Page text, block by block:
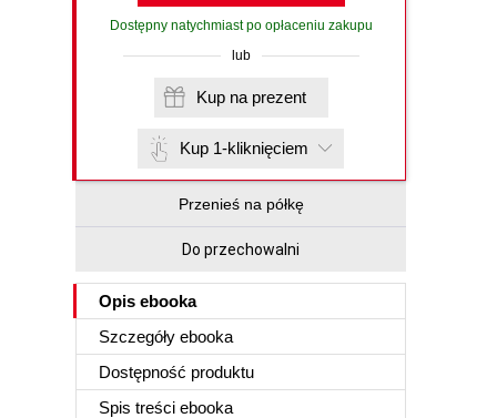
Dostępny natychmiast po opłaceniu zakupu
lub
Kup na prezent
Kup 1-kliknięciem
Przenieś na półkę
Do przechowalni
Opis ebooka
Szczegóły ebooka
Dostępność produktu
Spis treści ebooka